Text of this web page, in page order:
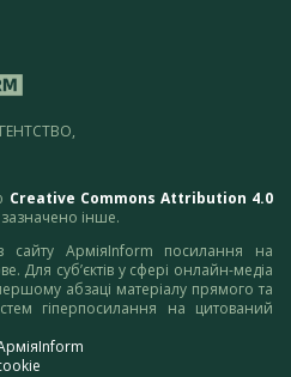
Creative Commons Attribution 4.0
інше.
сайту АрміяInform посилання на
Для суб’єктів у сфері онлайн-медіа
абзаці матеріалу прямого та
гіперпосилання на цитований